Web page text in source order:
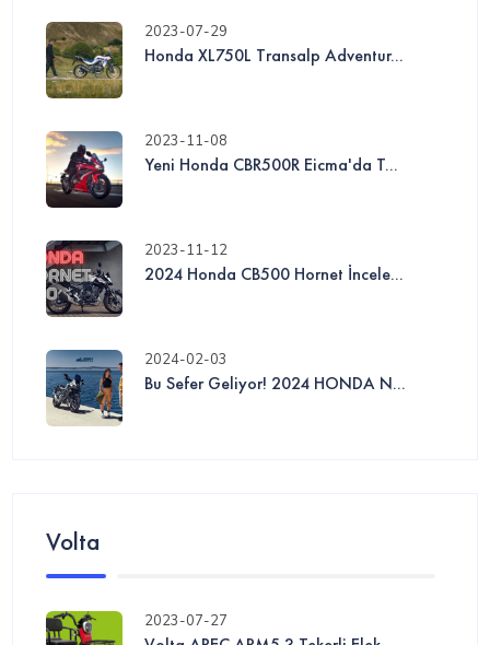
2023-07-29
Honda XL750L Transalp Adventur...
2023-11-08
Yeni Honda CBR500R Eicma'da T...
2023-11-12
2024 Honda CB500 Hornet İncele...
2024-02-03
Bu Sefer Geliyor! 2024 HONDA N...
Volta
2023-07-27